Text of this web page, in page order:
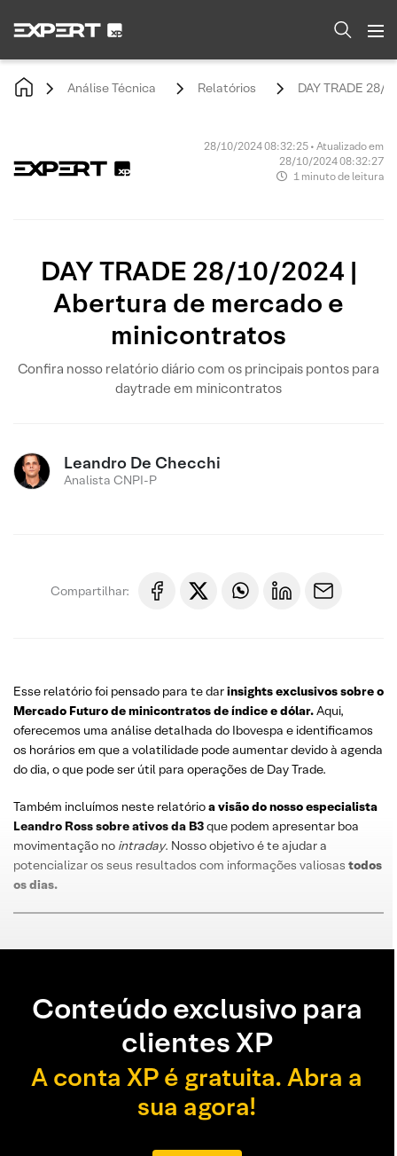
Análise Técnica Relatórios DAY TRADE 28/
28/10/2024 08:32:25 • Atualizado em
28/10/2024 08:32:27
1 minuto de leitura
DAY TRADE 28/10/2024 |
Abertura de mercado e
minicontratos
Confira nosso relatório diário com os principais pontos para
daytrade em minicontratos
Leandro De Checchi
Analista CNPI-P
Compartilhar:
Esse relatório foi pensado para te darinsights exclusivos sobre o
Mercado Futurode minicontratos de índice e dólar.Aqui,
oferecemos uma análise detalhada do Ibovespa e identificamos
os horários em que a volatilidade pode aumentar devido à agenda
do dia, o que pode ser útil para operações de Day Trade.
Também incluímos neste relatórioa visão do nosso especialista
Leandro Rosssobreativos da B3que podem apresentar boa
movimentação no intraday. Nosso objetivo é te ajudar a
potencializar os seus resultados com informações valiosas todos
os dias.
Conteúdo exclusivo para
clientes XP
A conta XP é gratuita. Abra a
sua agora!